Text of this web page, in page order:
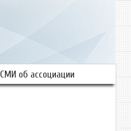
СМИ об ассоциации